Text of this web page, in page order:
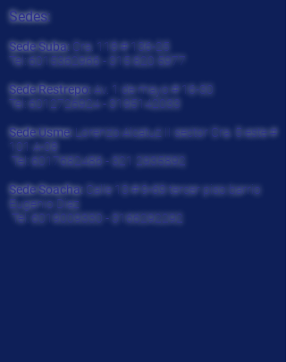
Sedes:
Sede Suba: Cra. 118 # 136-25
Tel: 6015362966 - 315 820 5977
Sede Restrepo: Av. 1 de mayo # 16-30
Tel: 6012726924- 3195142033
Sede Usme: Lorenzo Alcatuz II sector Cra. 5 este #
101 A-08
Tel: 6017682486 - 321 2935892
Sede Soacha: Calle 13 # 9-69 tercer piso barrio
Eugenio Diaz
Tel: 6019009330 - 3166292292